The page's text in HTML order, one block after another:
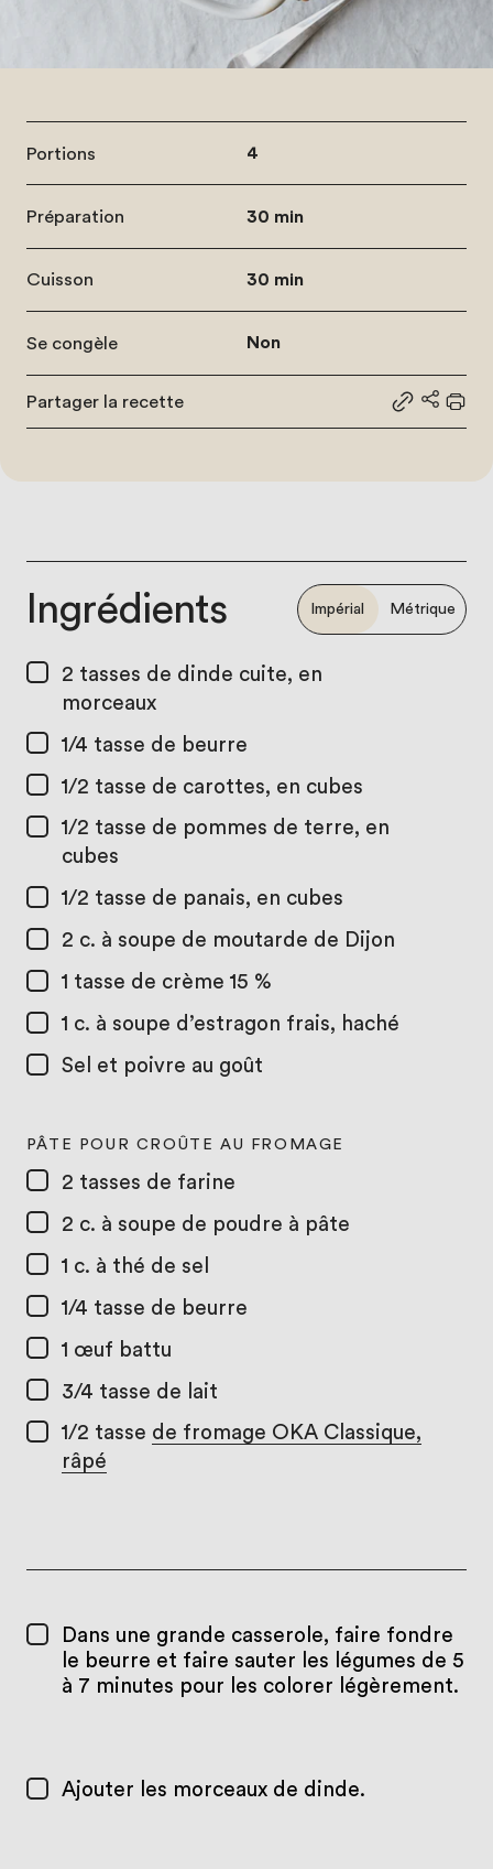
Portions 4
Préparation 30 min
Cuisson 30 min
Se congèle Non
Partager la recette
Partager
Ingrédients Impérial Métrique
2 tasses de dinde cuite, en
morceaux
1/4 tasse de beurre
1/2 tasse de carottes, en cubes
1/2 tasse de pommes de terre, en
cubes
1/2 tasse de panais, en cubes
2 c. à soupe de moutarde de Dijon
1 tasse de crème 15 %
1 c. à soupe d’estragon frais, haché
Sel et poivre au goût
PÂTE POUR CROÛTE AU FROMAGE
2 tasses de farine
2 c. à soupe de poudre à pâte
1 c. à thé de sel
1/4 tasse de beurre
1 œuf battu
3/4 tasse de lait
1/2 tasse de fromage OKA Classique,
râpé
Dans une grande casserole, faire fondre
le beurre et faire sauter les légumes de 5
à 7 minutes pour les colorer légèrement.
Ajouter les morceaux de dinde.